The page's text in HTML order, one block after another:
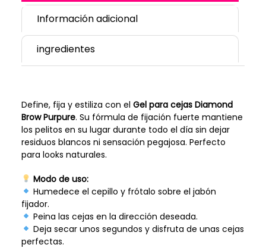
Información adicional
ingredientes
Define, fija y estiliza con el Gel para cejas Diamond
Brow Purpure. Su fórmula de fijación fuerte mantiene
los pelitos en su lugar durante todo el día sin dejar
residuos blancos ni sensación pegajosa. Perfecto
para looks naturales.
Modo de uso:
Humedece el cepillo y frótalo sobre el jabón
fijador.
Peina las cejas en la dirección deseada.
Deja secar unos segundos y disfruta de unas cejas
perfectas.